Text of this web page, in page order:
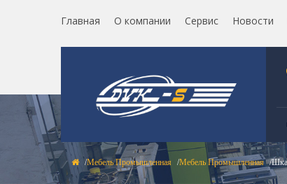
Главная О компании Сервис Новости
Мебель Промышленная Мебель Промышленная